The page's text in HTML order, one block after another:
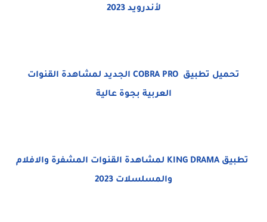
لأندرويد 2023
تحميل تطبيق COBRA PRO الجديد لمشاهدة القنوات
العربية بجوة عالية
تطبيق KING DRAMA لمشاهدة القنوات المشفرة والافلام
والمسلسلات 2023